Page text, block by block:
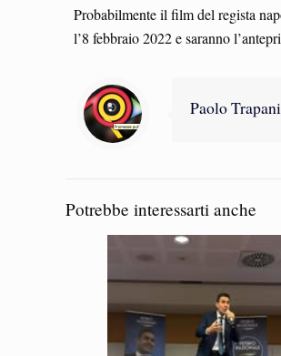
Probabilmente il film del regista
l’8 febbraio 2022 e saranno
Paolo Trapani
Potrebbe interessarti anche